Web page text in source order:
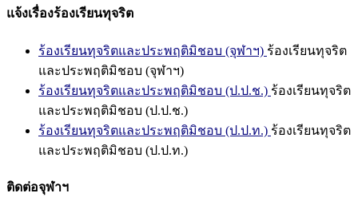
แจ้งเรื่องร้องเรียนทุจริต
ร้องเรียนทุจริตและประพฤติมิชอบ (จุฬาฯ) ร้องเรียนทุจริต
และประพฤติมิชอบ (จุฬาฯ)
ร้องเรียนทุจริตและประพฤติมิชอบ (ป.ป.ช.) ร้องเรียนทุจริต
และประพฤติมิชอบ (ป.ป.ช.)
ร้องเรียนทุจริตและประพฤติมิชอบ (ป.ป.ท.) ร้องเรียนทุจริต
และประพฤติมิชอบ (ป.ป.ท.)
ติดต่อจุฬาฯ